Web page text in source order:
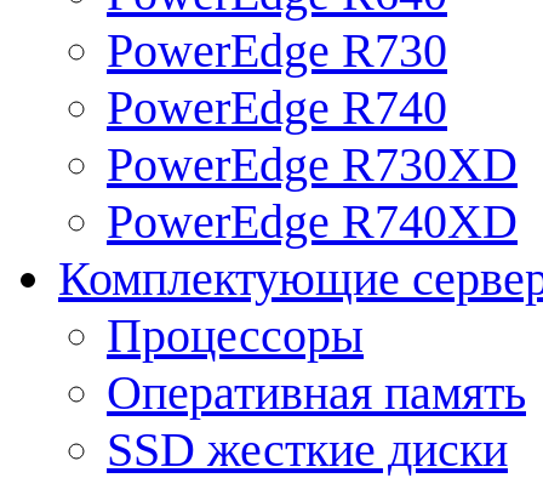
PowerEdge R730
PowerEdge R740
PowerEdge R730XD
PowerEdge R740XD
Комплектующие
Процессоры
Оперативная память
SSD жесткие диски